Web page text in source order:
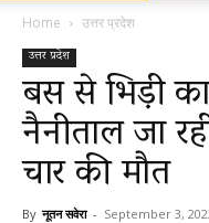
Savera
नूतन
सवेरा
Home उत्तर प्रदेश
उत्तर प्रदेश
बस से भ‍िड़ी
नैनीताल जा
चार की मौत
By नूतन सवेरा - September 3,